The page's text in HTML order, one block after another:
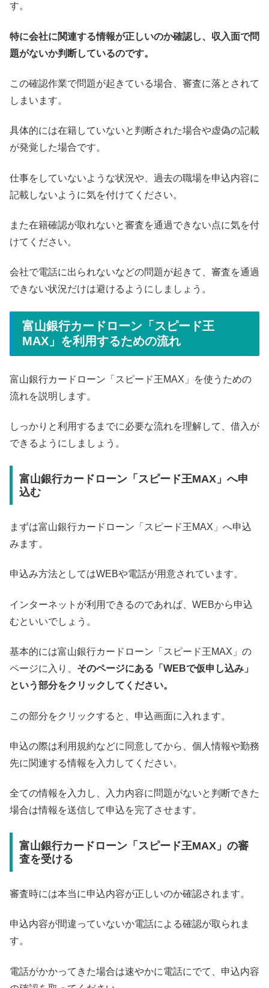
す。
特に会社に関連する情報が正しいのか確認し、収入面で問
題がないか判断しているのです。
この確認作業で問題が起きている場合、審査に落とされて
しまいます。
具体的には在籍していないと判断された場合や虚偽の記載
が発覚した場合です。
仕事をしていないような状況や、過去の職場を申込内容に
記載しないように気を付けてください。
また在籍確認が取れないと審査を通過できない点に気を付
けてください。
会社で電話に出られないなどの問題が起きて、審査を通過
できない状況だけは避けるようにしましょう。
富山銀行カードローン「スピード王
MAX」を利用するための流れ
富山銀行カードローン「スピード王MAX」を使うための
流れを説明します。
しっかりと利用するまでに必要な流れを理解して、借入が
できるようにしましょう。
富山銀行カードローン「スピード王MAX」へ申
込む
まずは富山銀行カードローン「スピード王MAX」へ申込
みます。
申込み方法としてはWEBや電話が用意されています。
インターネットが利用できるのであれば、WEBから申込
むといいでしょう。
基本的には富山銀行カードローン「スピード王MAX」の
ページに入り、 そのページにある「WEBで仮申し込み」
という部分をクリックしてください。
この部分をクリックすると、申込画面に入れます。
申込の際は利用規約などに同意してから、個人情報や勤務
先に関連する情報を入力してください。
全ての情報を入力し、入力内容に問題がないと判断できた
場合は情報を送信して申込を完了させます。
富山銀行カードローン「スピード王MAX」の審
査を受ける
審査時には本当に申込内容が正しいのか確認されます。
申込内容が間違っていないか電話による確認が取られま
す。
電話がかかってきた場合は速やかに電話にでて、申込内容